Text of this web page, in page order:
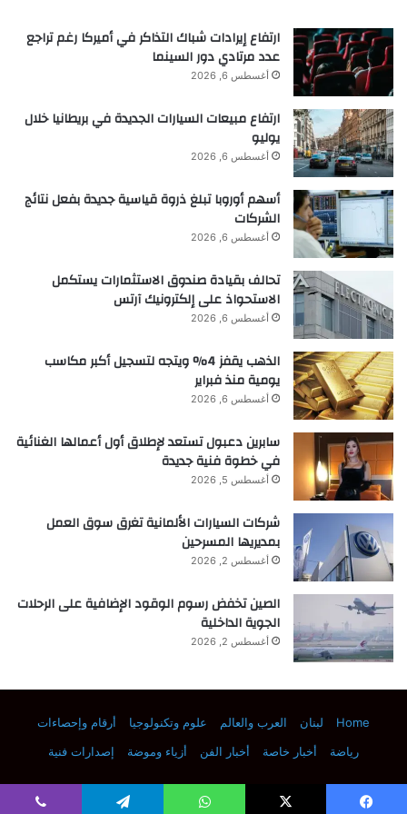
المريخ. أحد هذه المواقع هو تشكيل شق ميدوسا عند خط
استواء الكوكب، والذي ينتج استجابة رادارية ضعيفة للغاية.
وقد تتكون من طبقات من الرماد البركاني أو تخفي
احتياطيات كبيرة من الجليد.
وأوضح المؤلف المشارك ناثانيال بوتزيج:
“إذا كان الجليد عبارة عن جليد، فهذا يعني
أن هناك موارد مائية كبيرة بالقرب من خط
الاستواء المريخي، وهذا هو المكان الذي
نرغب في إرسال الناس إليه. ونظرًا لأن خط
الاستواء يتلقى المزيد من ضوء الشمس، فهو
أكثر دفئًا، وهو مثالي لرواد الفضاء للعيش
والعمل فيه”.
اشترك واقرأ “العلم” في
برقية
نشر لأول مرة على: naukatv.ru
تاريخ النشر: 2025-11-26 16:00:00
الكاتب:
ارتفاع إيرادات شباك التذاكر في أميركا رغم تراجع
عدد مرتادي دور السينما
أغسطس 6, 2026
ارتفاع مبيعات السيارات الجديدة في بريطانيا خلال
يوليو
أغسطس 6, 2026
أسهم أوروبا تبلغ ذروة قياسية جديدة بفعل نتائج
الشركات
أغسطس 6, 2026
تحالف بقيادة صندوق الاستثمارات يستكمل
الاستحواذ على إلكترونيك آرتس
أغسطس 6, 2026
الذهب يقفز 4% ويتجه لتسجيل أكبر مكاسب
يومية منذ فبراير
أغسطس 6, 2026
سابرين دعبول تستعد لإطلاق أول أعمالها الغنائية
في خطوة فنية جديدة
أغسطس 5, 2026
شركات السيارات الألمانية تغرق سوق العمل
بمديريها المسرحين
أغسطس 2, 2026
الصين تخفض رسوم الوقود الإضافية على الرحلات
الجوية الداخلية
أغسطس 2, 2026
Home لبنان العرب والعالم علوم وتكنولوجيا
أرقام وإحصاءات
رياضة
أخبار خاصة أخبار الفن أزياء وموضة إصدارات فنية